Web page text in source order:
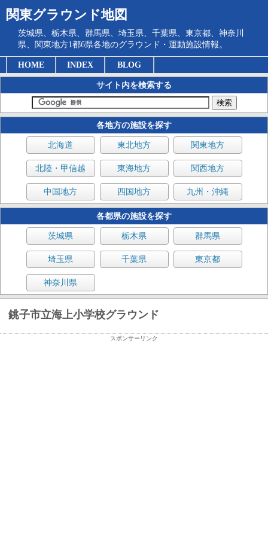
関東グラウンド地図
茨城県、栃木県、群馬県、埼玉県、千葉県、東京都、神奈川
県、関東地方1都6県各地のグラウンド・運動施設情報。
HOME INDEX BLOG
サイト内を検索する
各地方の施設を探す
北海道 東北地方 関東地方
北陸・甲信越 東海地方 関西地方
中国地方 四国地方 九州・沖縄
各都県の施設を探す
茨城県 栃木県 群馬県
埼玉県 千葉県 東京都
神奈川県
銚子市立海上小学校グラウンド
スポンサーリンク